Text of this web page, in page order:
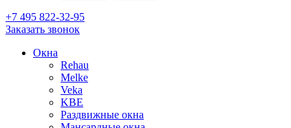
+7 495 822-32-95
Заказать звонок
Окна
Rehau
Melke
Veka
KBE
Раздвижные окна